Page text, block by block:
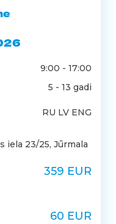
9:00 - 17:00
5 - 13 gadi
RU LV ENG
iela 23/25, Jūrmala
359 EUR
60 EUR